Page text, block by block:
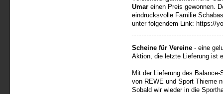
Umar einen Preis gewonnen.
eindrucksvolle Familie
unter folgendem Link: https://
Scheine für Vereine - eine
Aktion, die letzte Lieferung ist
Mit der Lieferung des
von REWE und Sport Thieme
Sobald wir wieder in die